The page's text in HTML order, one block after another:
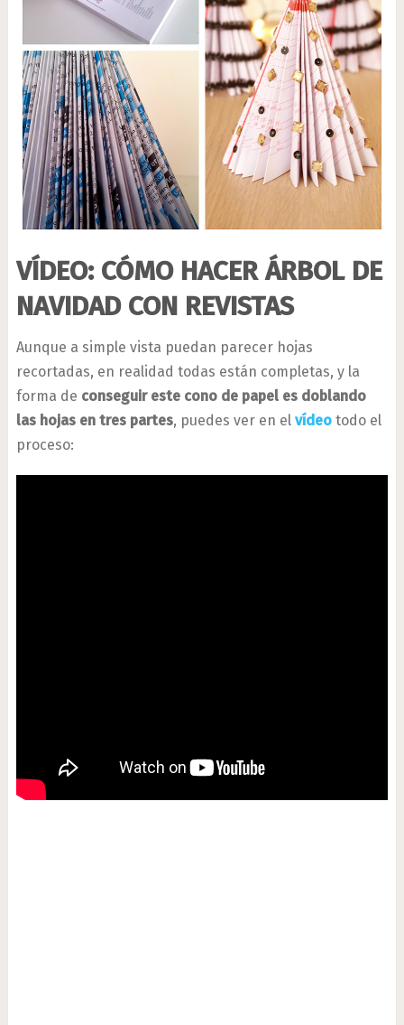
VÍDEO: CÓMO HACER ÁRBOL DE
NAVIDAD CON REVISTAS
Aunque a simple vista puedan parecer hojas
recortadas, en realidad todas están completas, y la
forma de conseguir este cono de papel es doblando
las hojas en tres partes, puedes ver en el vídeotodo el
proceso: